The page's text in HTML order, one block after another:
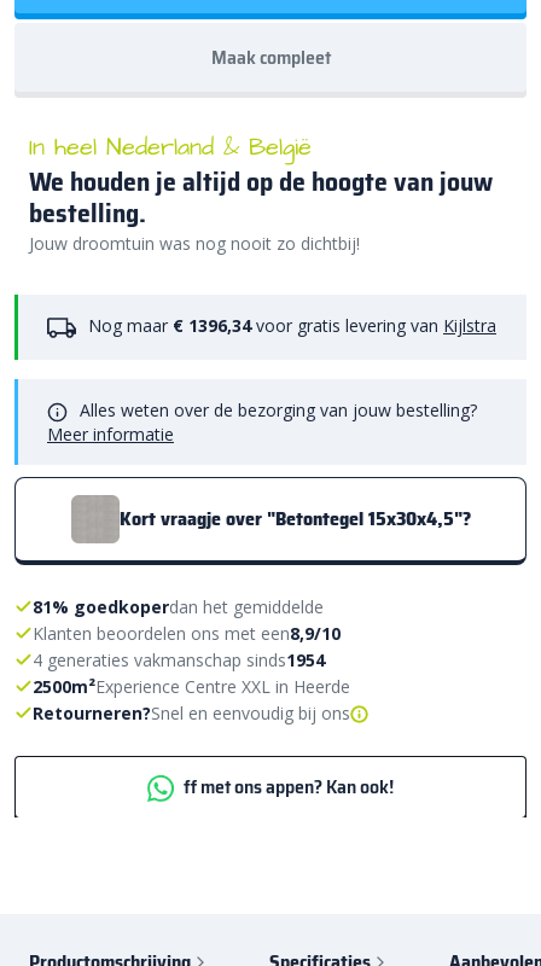
Maak compleet
In heel Nederland & België
We houden je altijd op de hoogte van jouw
bestelling.
Jouw droomtuin was nog nooit zo dichtbij!
Nog maar € 1396,34voor gratis levering van Kijlstra
Alles weten over de bezorging van jouw bestelling?
Meer informatie
Kort vraagje over "Betontegel 15x30x4,5"?
81% goedkoperdan het gemiddelde
Klanten beoordelen ons met een8,9/10
4 generaties vakmanschap sinds1954
2500m²Experience Centre XXL in Heerde
Retourneren?Snel en eenvoudig bij ons
ff met ons appen? Kan ook!